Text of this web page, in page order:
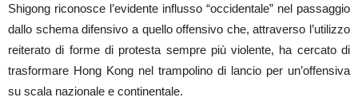
Shigong riconosce l’evidente influsso “occidentale” nel passaggio
dallo schema difensivo a quello offensivo che, attraverso l’utilizzo
reiterato di forme di protesta sempre più violente, ha cercato di
trasformare Hong Kong nel trampolino di lancio per un’offensiva
su scala nazionale e continentale.